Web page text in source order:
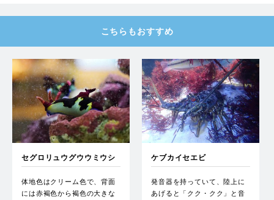
こちらもおすすめ
セグロリュウグウウミウシ
体地色はクリーム色で、背面
には赤褐色から褐色の大きな
ケブカイセエビ
発音器を持っていて、陸上に
あげると「クク・クク」と音